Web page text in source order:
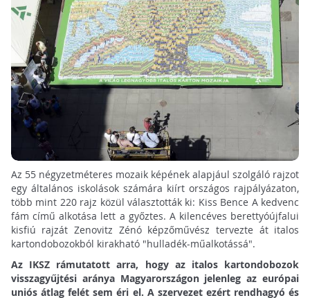
Az 55 négyzetméteres mozaik képének alapjául szolgáló rajzot
egy általános iskolások számára kiírt országos rajpályázaton,
több mint 220 rajz közül választották ki: Kiss Bence A kedvenc
fám című alkotása lett a győztes. A kilencéves berettyóújfalui
kisfiú rajzát Zenovitz Zénó képzőművész tervezte át italos
kartondobozokból kirakható "hulladék-műalkotássá".
Az IKSZ rámutatott arra, hogy az italos kartondobozok
visszagyűjtési aránya Magyarországon jelenleg az európai
uniós átlag felét sem éri el. A szervezet ezért rendhagyó és